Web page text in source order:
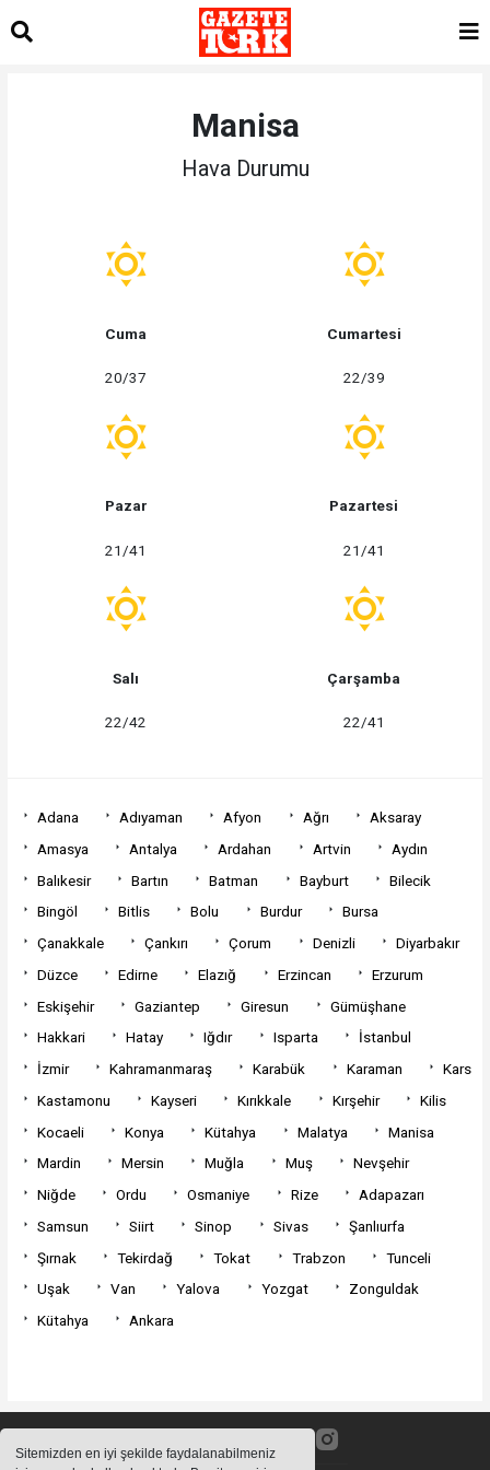
Sitemizden en iyi şekilde faydalanabilmeniz
Manisa
Hava Durumu
Cuma
20/37
Cumartesi
22/39
Pazar
21/41
Pazartesi
21/41
Salı
22/42
Çarşamba
22/41
Adana Adıyaman Afyon Ağrı
Aksaray
Amasya
Antalya Ardahan Artvin
Aydın
Balıkesir
Bartın Batman Bayburt
Bilecik
Bingöl
Bitlis Bolu Burdur
Bursa
Çanakkale
Çankırı Çorum Denizli
Diyarbakır
Düzce
Edirne Elazığ Erzincan
Erzurum
Eskişehir
Gaziantep Giresun
Gümüşhane
Hakkari
Hatay Iğdır Isparta
İstanbul
İzmir
Kahramanmaraş Karabük Karaman
Kars
Kastamonu
Kayseri Kırıkkale Kırşehir
Kilis
Kocaeli
Konya Kütahya Malatya
Manisa
Mardin
Mersin Muğla Muş
Nevşehir
Niğde
Ordu Osmaniye Rize
Adapazarı
Samsun
Siirt Sinop Sivas
Şanlıurfa
Şırnak
Tekirdağ Tokat Trabzon
Tunceli
Uşak
Van Yalova Yozgat
Zonguldak
Kütahya
Ankara